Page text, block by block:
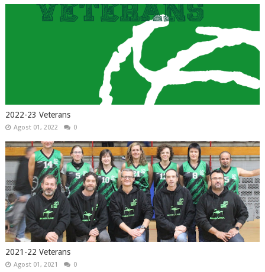
2022-23 Veterans
Agost 01, 2022 0
2021-22 Veterans
Agost 01, 2021 0